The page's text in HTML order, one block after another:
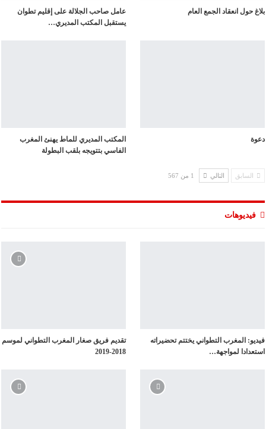
بلاغ حول انعقاد الجمع العام
عامل صاحب الجلالة على إقليم تطوان
يستقبل المكتب المديري…
دعوة
المكتب المديري للماط يهنئ المغرب
الفاسي بتتويجه بلقب البطولة
السابق التالي 1 من 567
فيديوهات
فيديو: المغرب التطواني يختتم تحضيراته
استعدادا لمواجهة…
تقديم فريق صغار المغرب التطواني لموسم
2018-2019